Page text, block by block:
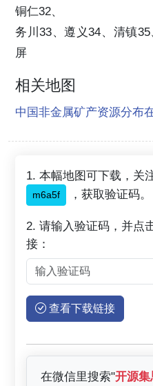
铜仁32、
务川33、遵义34、清镇
屏
相关地图
中国非金属矿产资源分布
1. 本幅地图可下载，关
m6a5f ，获取验证码。
2. 请输入验证码，并点
接：
查看下载链接
在微信里搜索"开源集